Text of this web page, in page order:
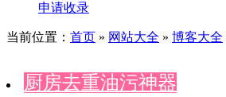
申请收录
当前位置： 首页 » 网站大全 » 博客大全
厨房去重油污神器